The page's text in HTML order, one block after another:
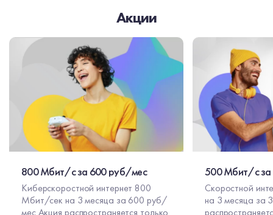
Акции
800 Мбит/с за 600 руб/мес
Киберскоростной интернет 800
Мбит/сек на 3 месяца за 600 руб/
500 Мбит/с
Скоростной
на 3 месяца за